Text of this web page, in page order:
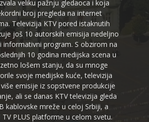
veliku pažnju gledaoca i koja
broj pregleda na internet
Televizija KTV pored istaknutih
još 10 autorskih emisija nedeljno
informativni program. S obzirom na
10 godina medijska scena u
lošem stanju, da su mnoge
svoje medijske kuće, televizija
emisije iz sopstvene produkcije
ali se danas KTV televizija gleda
kablovske mreže u celoj Srbiji, a
PLUS platforme u celom svetu.